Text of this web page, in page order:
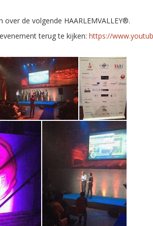
de volgende HAARLEMVALLEY®.
terug te kijken: https://